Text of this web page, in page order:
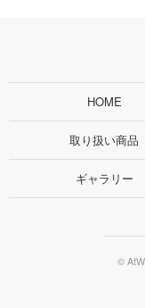
HOME
取り扱い商品
ギャラリー
©